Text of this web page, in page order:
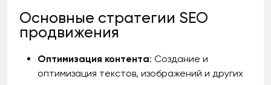
Основные стратегии SEO
продвижения
Оптимизация контента: Создание и
оптимизация текстов, изображений и других